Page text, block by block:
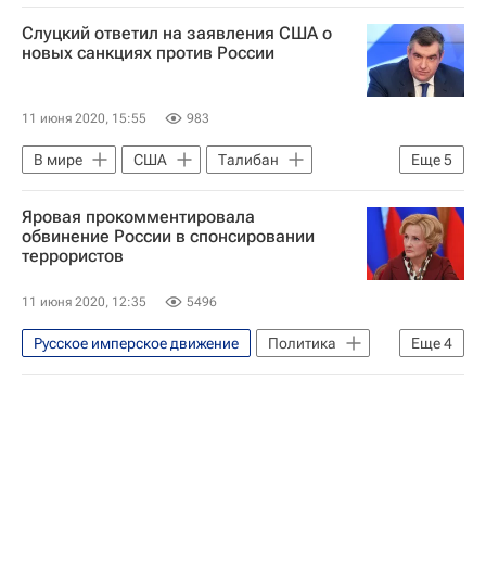
Алексей Пушков
Конгресс США
Дональд Трамп
Ольга Ковитиди
Слуцкий ответил на заявления США о
новых санкциях против России
11 июня 2020, 15:55 983
Еще5
В мире США
Талибан
Хезболла
Сирия
Москва
Госдума РФ
Леонид Слуцкий (политик)
Яровая прокомментировала
обвинение России в спонсировании
террористов
11 июня 2020, 12:35 5496
Еще4
Русское имперское движение
Политика
США
Талибан
Хезболла